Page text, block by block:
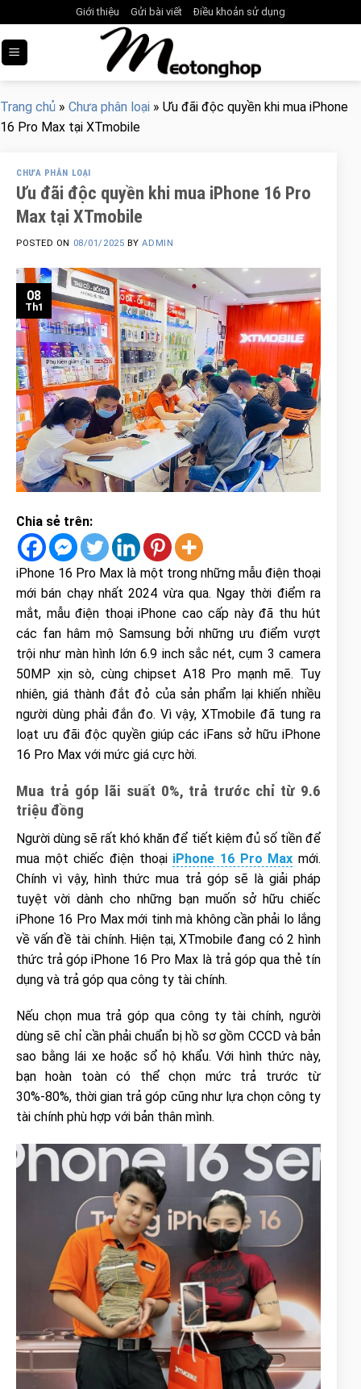
to
content
Giới thiệu Gửi bài viết Điều khoản sử dụng
Trang chủ » Chưa phân loại » Ưu đãi độc quyền khi mua iPhone
16 Pro Max tại XTmobile
CHƯA PHÂN LOẠI
Ưu đãi độc quyền khi mua iPhone 16 Pro
Max tại XTmobile
POSTED ON 08/01/2025 BYADMIN
08
Th1
Chia sẻ trên:
iPhone 16 Pro Max là một trong những mẫu điện thoại
mới bán chạy nhất 2024 vừa qua. Ngay thời điểm ra
mắt, mẫu điện thoại iPhone cao cấp này đã thu hút
các fan hâm mộ Samsung bởi những ưu điểm vượt
trội như màn hình lớn 6.9 inch sắc nét, cụm 3 camera
50MP xịn sò, cùng chipset A18 Pro mạnh mẽ. Tuy
nhiên, giá thành đắt đỏ của sản phẩm lại khiến nhiều
người dùng phải đắn đo. Vì vậy, XTmobile đã tung ra
loạt ưu đãi độc quyền giúp các iFans sở hữu iPhone
16 Pro Max với mức giá cực hời.
Mua trả góp lãi suất 0%, trả trước chỉ từ 9.6
triệu đồng
Người dùng sẽ rất khó khăn để tiết kiệm đủ số tiền để
mua một chiếc điện thoại iPhone 16 Pro Max mới.
Chính vì vậy, hình thức mua trả góp sẽ là giải pháp
tuyệt vời dành cho những bạn muốn sở hữu chiếc
iPhone 16 Pro Max mới tinh mà không cần phải lo lắng
về vấn đề tài chính. Hiện tại, XTmobile đang có 2 hình
thức trả góp iPhone 16 Pro Max là trả góp qua thẻ tín
dụng và trả góp qua công ty tài chính.
Nếu chọn mua trả góp qua công ty tài chính, người
dùng sẽ chỉ cần phải chuẩn bị hồ sơ gồm CCCD và bản
sao bằng lái xe hoặc sổ hộ khẩu. Với hình thức này,
bạn hoàn toàn có thể chọn mức trả trước từ
30%-80%, thời gian trả góp cũng như lựa chọn công ty
tài chính phù hợp với bản thân mình.